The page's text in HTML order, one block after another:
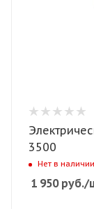
3500
Нет в наличии
1 950руб./